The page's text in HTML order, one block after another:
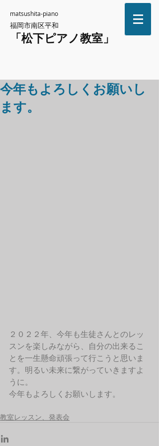
matsushita-piano
福岡市南区平和
「松下ピアノ教室」
今年もよろしくお願いし
ます。
２０２２年、今年も生徒さんとのレッ
スンを楽しみながら、自分の出来るこ
とを一生懸命頑張って行こうと思いま
す。明るい未来に繋がっていきますよ
うに。
今年もよろしくお願いします。
教室レッスン、発表会